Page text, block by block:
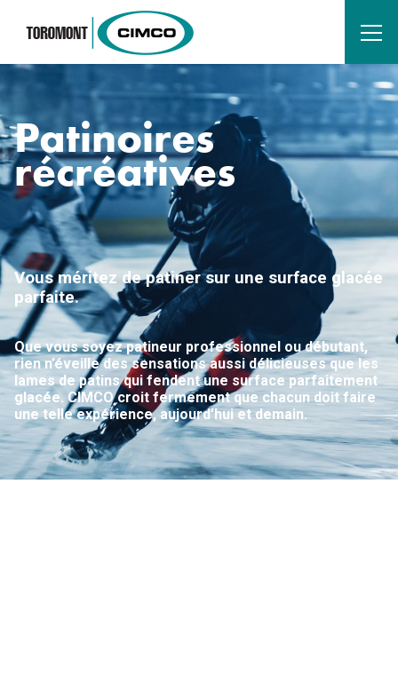
Patinoires
récréatives
Vous méritez de patiner sur une surface glacée
parfaite.
Que vous soyez patineur professionnel ou débutant,
rien n’éveille des sensations aussi délicieuses que les
lames de patins qui fendent une surface parfaitement
glacée. CIMCO croit fermement que chacun doit faire
une telle expérience, aujourd’hui et demain.